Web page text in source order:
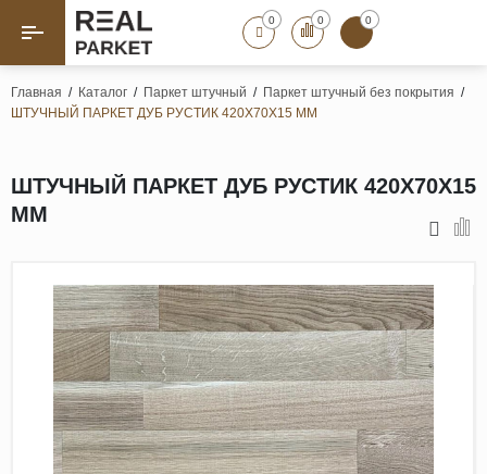
Назад Назад
Штучный паркет
Инженерная доска
Паркетная доска
Полы для ванных комнат
Террасная доска
Пробковые покрытия
Ламинат
0 0 0
Главная / Каталог / Паркет штучный / Паркет штучный без покрытия /
ШТУЧНЫЙ ПАРКЕТ ДУБ РУСТИК 420Х70Х15 ММ
ШТУЧНЫЙ ПАРКЕТ ДУБ РУСТИК 420Х70Х15
ММ